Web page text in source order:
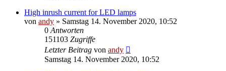
High inrush current for LED lamps
von andy » Samstag 14. November 2020, 10:52
0 Antworten
151103 Zugriffe
Letzter Beitrag von andy
Samstag 14. November 2020, 10:52